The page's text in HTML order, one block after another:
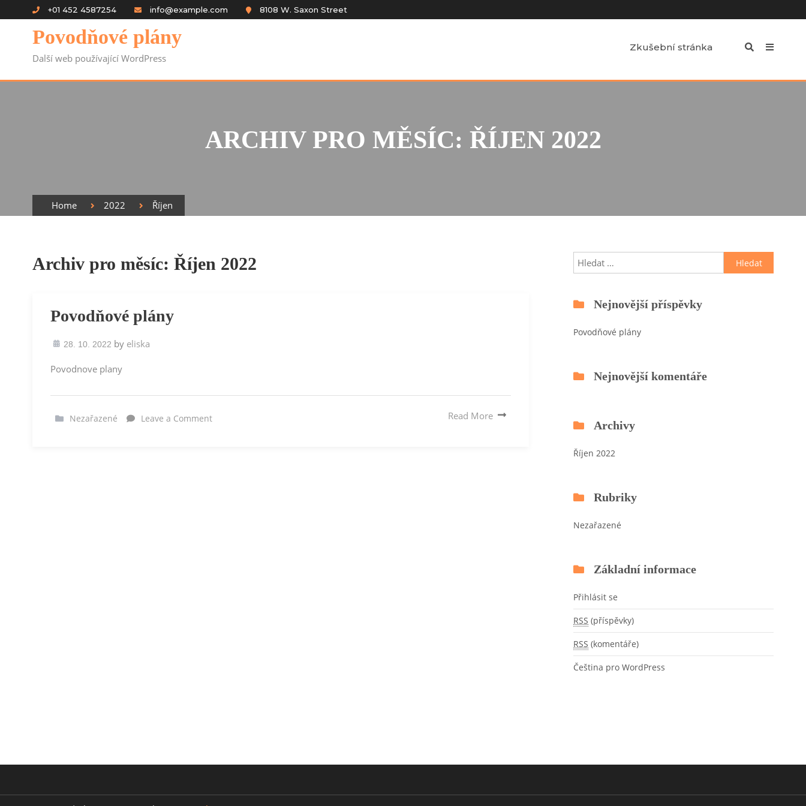
Skip to content+01 452 4587254 info@example.com 8108 W. Saxon Street
Povodňové plány
Další web používající WordPress
Zkušební stránka
ARCHIV PRO MĚSÍC: ŘÍJEN 2022
Home 2022 Říjen
Archiv pro měsíc: Říjen 2022
Povodňové plány
28. 10. 2022 by eliska
Povodnove plany
Nezařazené Leave a Commenton
Read More
Vyhledávání
Nejnovější příspěvky
Povodňové plány
Nejnovější komentáře
Archivy
Říjen 2022
Rubriky
Nezařazené
Základní informace
Přihlásit se
RSS (příspěvky)
RSS (komentáře)
Čeština pro WordPress